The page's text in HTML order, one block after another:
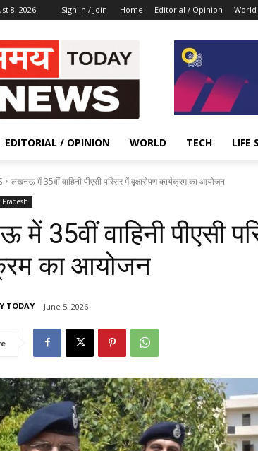
8, 2026 Sign in / Join Home Editorial / Opinion World
EDITORIAL / OPINION WORLD TECH LIFE
लखनऊ में 35वीं वाहिनी पीएसी परिसर में वृक्षारोपण कार्यक्रम का आयोजन
35वीं वाहिनी पीएसी
का आयोजन
TODAY June 5, 2026